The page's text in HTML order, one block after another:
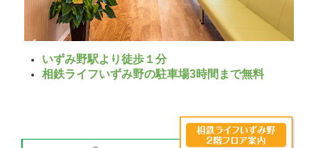
いずみ野駅より徒歩１分
相鉄ライフいずみ野の駐車場3時間まで無料